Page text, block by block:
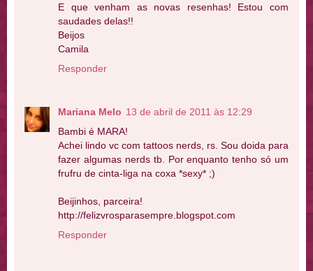
E que venham as novas resenhas! Estou com
saudades delas!!
Beijos
Camila
Responder
Mariana Melo 13 de abril de 2011 às 12:29
Bambi é MARA!
Achei lindo vc com tattoos nerds, rs. Sou doida para
fazer algumas nerds tb. Por enquanto tenho só um
frufru de cinta-liga na coxa *sexy* ;)
Beijinhos, parceira!
http://felizvrosparasempre.blogspot.com
Responder